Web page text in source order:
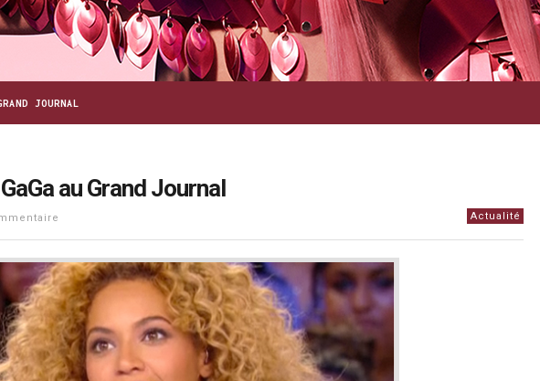
JOURNAL
au Grand Journal
Actualité